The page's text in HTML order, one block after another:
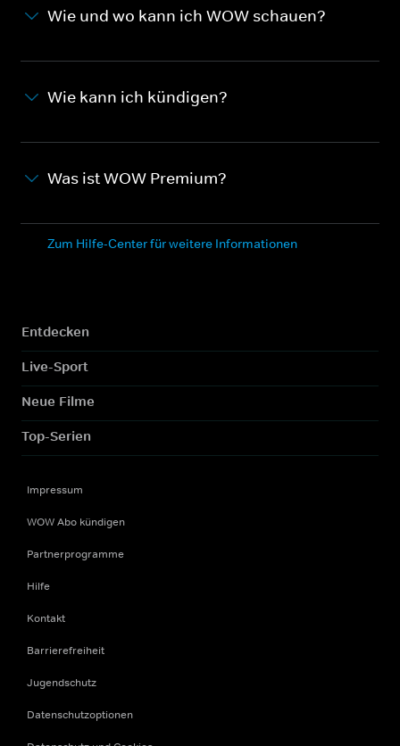
Wie und wo kann ich WOW schauen?
Wie kann ich kündigen?
Was ist WOW Premium?
Zum Hilfe-Center für weitere Informationen
Entdecken
Live-Sport
Neue Filme
Top-Serien
Impressum
WOW Abo kündigen
Partnerprogramme
Hilfe
Kontakt
Barrierefreiheit
Jugendschutz
Datenschutzoptionen